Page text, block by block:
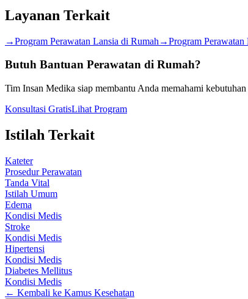
Layanan Terkait
→Program Perawatan Lansia di Rumah →Program Perawatan
Butuh Bantuan Perawatan di Rumah?
Tim Insan Medika siap membantu Anda memahami
Konsultasi GratisLihat Program
Istilah Terkait
Kateter
Prosedur Perawatan
Tanda Vital
Istilah Umum
Edema
Kondisi Medis
Stroke
Kondisi Medis
Hipertensi
Kondisi Medis
Diabetes Mellitus
Kondisi Medis
← Kembali ke Kamus Kesehatan